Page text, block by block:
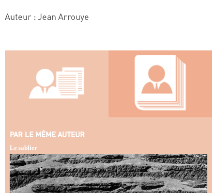
Auteur : Jean Arrouye
PAR LE MÊME AUTEUR
Le sablier